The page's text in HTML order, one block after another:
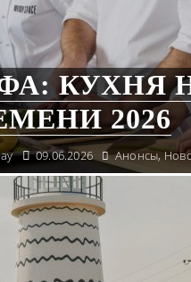
КУХНЯ
2026
09.06.2026 Анонсы,